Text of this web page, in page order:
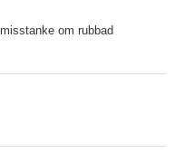
om rubbad